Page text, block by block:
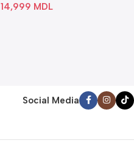
14,999 MDL
Social Media